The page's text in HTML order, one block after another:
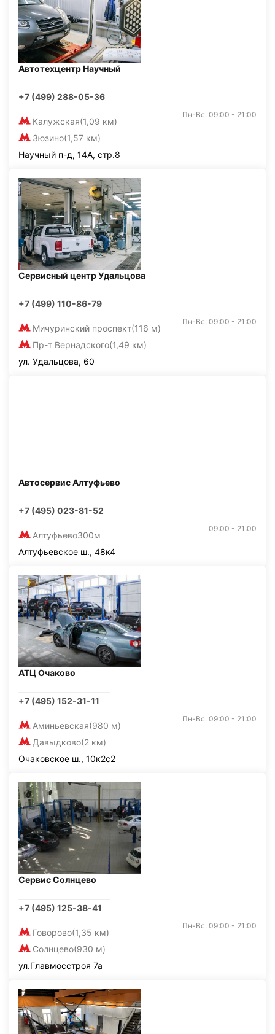
Автотехцентр Научный
+7 (499) 288-05-36
Калужская(1,09 км)
Зюзино(1,57 км)
Пн-Вс: 09:00 - 21:00
Научный п-д, 14А, стр.8
Сервисный центр Удальцова
+7 (499) 110-86-79
Мичуринский проспект(116 м)
Пр-т Вернадского(1,49 км)
Пн-Вс: 09:00 - 21:00
ул. Удальцова, 60
Автосервис Алтуфьево
+7 (495) 023-81-52
Алтуфьево300м
09:00 - 21:00
Алтуфьевское ш., 48к4
АТЦ Очаково
+7 (495) 152-31-11
Аминьевская(980 м)
Давыдково(2 км)
Пн-Вс: 09:00 - 21:00
Очаковское ш., 10к2с2
Сервис Солнцево
+7 (495) 125-38-41
Говорово(1,35 км)
Солнцево(930 м)
Пн-Вс: 09:00 - 21:00
ул.Главмосстроя 7а